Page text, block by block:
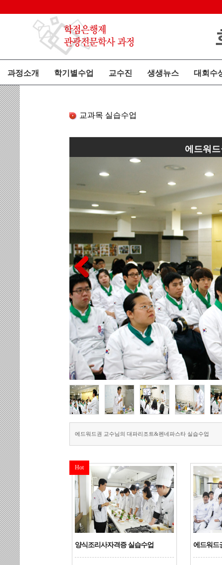
과정소개 학기별수업 교수진 생생뉴스 대회수
교과목 실습수업
에드워
에드워드권 교수님의 대파리조트&펜네파스타 실습수업
Hot
양식조리사자격증 실습수업 에드워드